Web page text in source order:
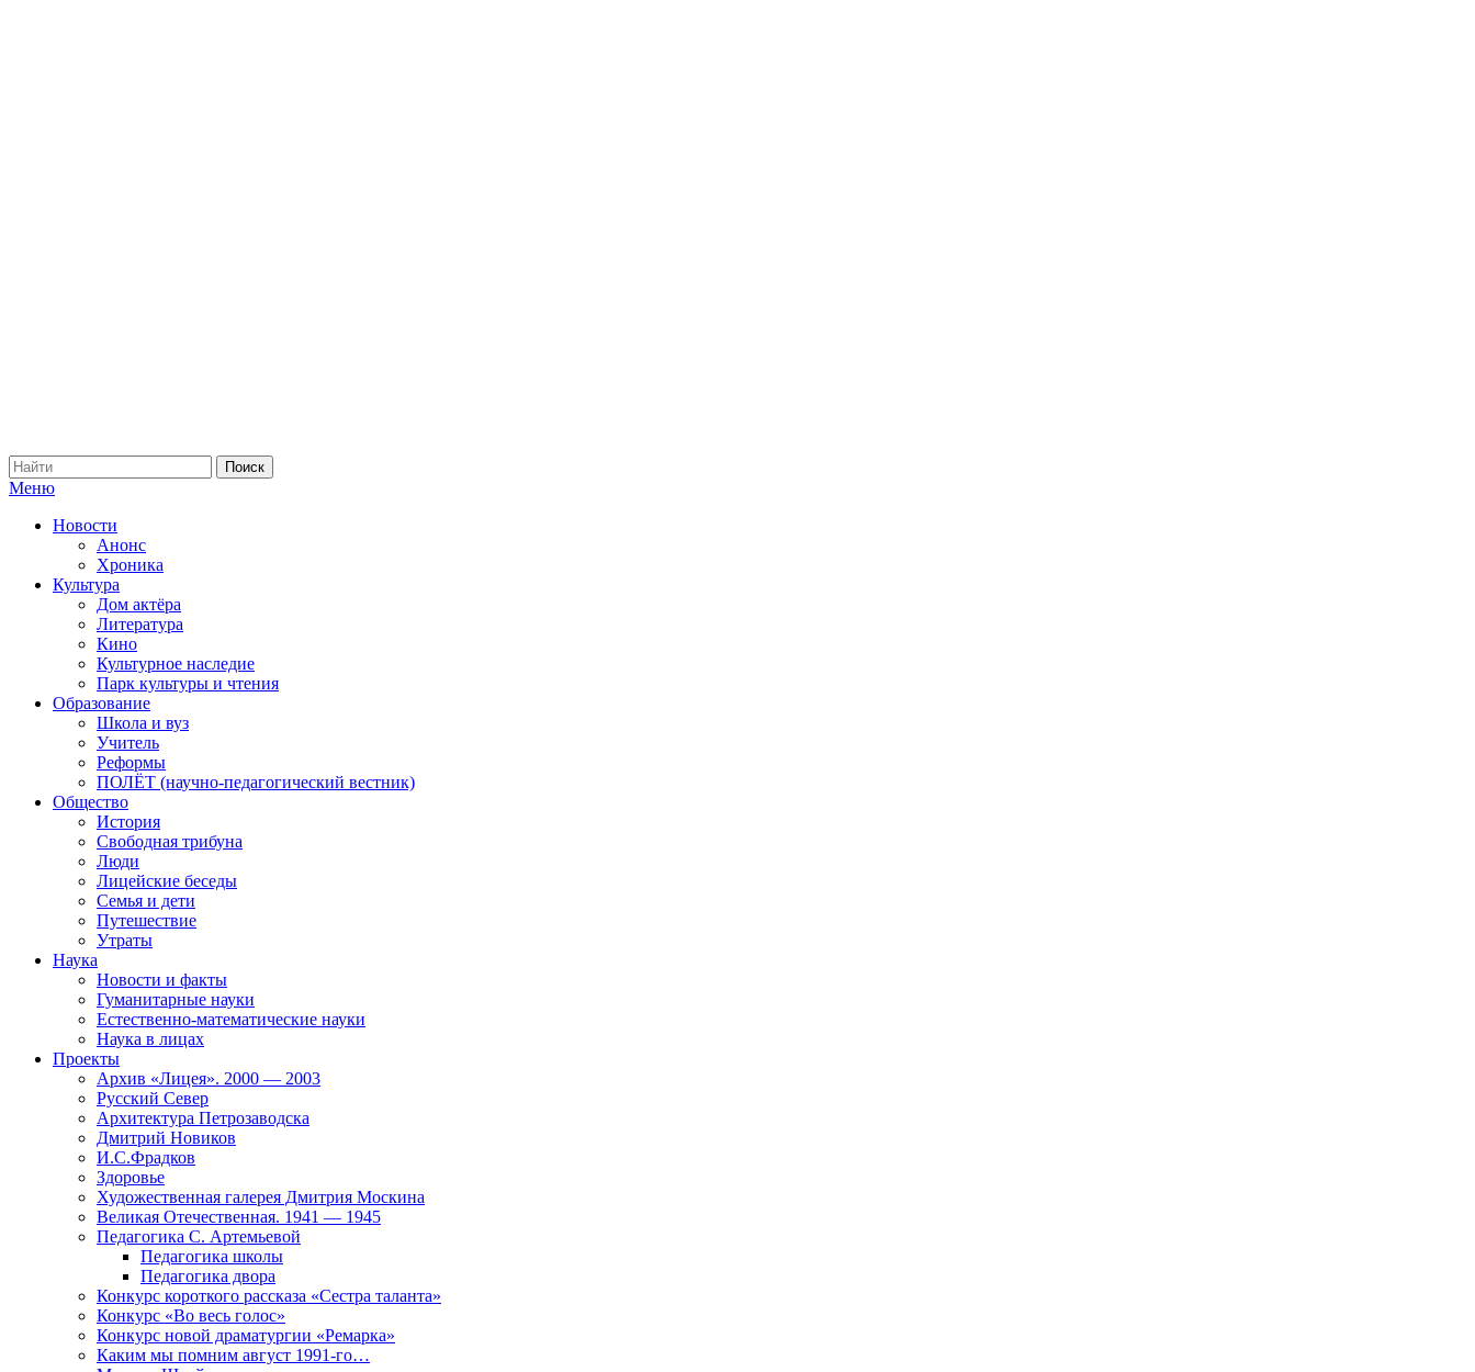
Меню
Новости
Анонс
Хроника
Культура
Дом актёра
Литература
Кино
Культурное наследие
Парк культуры и чтения
Образование
Школа и вуз
Учитель
Реформы
ПОЛЁТ (научно-педагогический вестник)
Общество
История
Свободная трибуна
Люди
Лицейские беседы
Семья и дети
Путешествие
Утраты
Наука
Новости и факты
Гуманитарные науки
Естественно-математические науки
Наука в лицах
Проекты
Архив «Лицея». 2000 — 2003
Русский Север
Архитектура Петрозаводска
Дмитрий Новиков
И.С.Фрадков
Здоровье
Художественная галерея Дмитрия Москина
Великая Отечественная. 1941 — 1945
Педагогика С. Артемьевой
Педагогика школы
Педагогика двора
Конкурс короткого рассказа «Сестра таланта»
Конкурс «Во весь голос»
Конкурс новой драматургии «Ремарка»
Каким мы помним август 1991-го…